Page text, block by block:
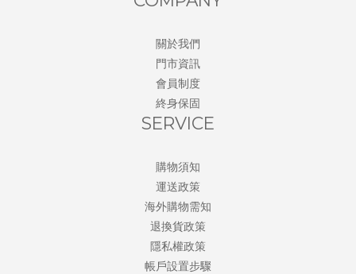
關於我們
門市資訊
會員制度
終身保固
SERVICE
購物須知
運送政策
海外購物需知
退換貨政策
隱私權政策
帳戶設置步驟